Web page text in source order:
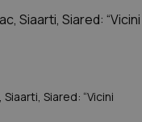
Siared: “Vicini